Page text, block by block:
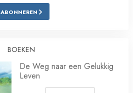
ABONNEREN
BOEKEN
De Weg naar een Gelukkig
Leven